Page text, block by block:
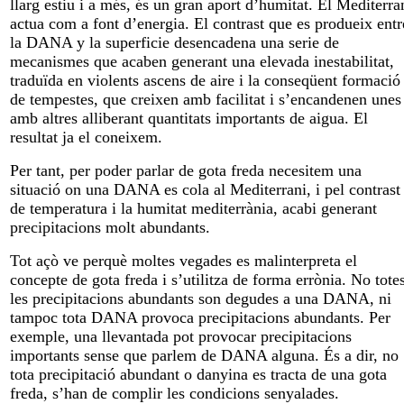
llarg estiu i a més, és un gran aport d’humitat. El
actua com a font d’energia. El contrast que es produeix
la DANA y la superficie desencadena una serie de
mecanismes que acaben generant una elevada inestabilitat,
traduïda en violents ascens de aire i la conseqüent formació
de tempestes, que creixen amb facilitat i s’encandenen unes
amb altres alliberant quantitats importants de aigua. El
resultat ja el coneixem.
Per tant, per poder parlar de gota freda necesitem una
situació on una DANA es cola al Mediterrani, i pel contrast
de temperatura i la humitat mediterrània, acabi generant
precipitacions molt abundants.
Tot açò ve perquè moltes vegades es malinterpreta el
concepte de gota freda i s’utilitza de forma errònia. No
les precipitacions abundants son degudes a una DANA, ni
tampoc tota DANA provoca precipitacions abundants. Per
exemple, una llevantada pot provocar precipitacions
importants sense que parlem de DANA alguna. És a dir, no
tota precipitació abundant o danyina es tracta de una gota
freda, s’han de complir les condicions senyalades.